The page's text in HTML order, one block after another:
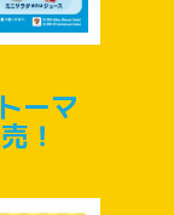
ーマ
！